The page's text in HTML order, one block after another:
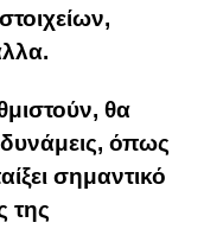
θα
δυνάμεις, όπως
σημαντικό
της